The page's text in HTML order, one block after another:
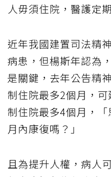
人毋須住院，醫護定
近年我國建置司法精
病患，但楊斯年認為
是關鍵，去年公告精
制住院最多2個月，
制住院最多4個月，
月內康復嗎？」
且為提升人權，病人